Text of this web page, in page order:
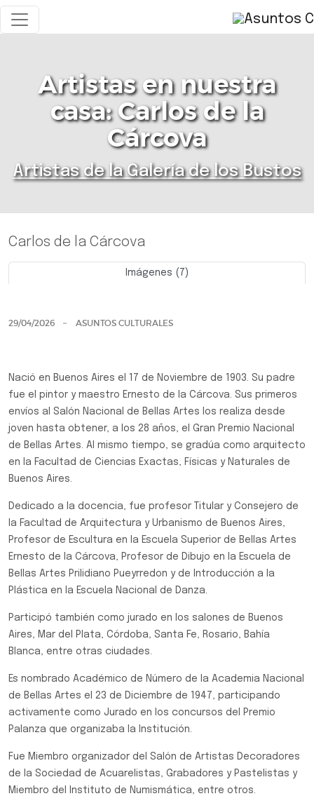
Artistas en nuestra
casa: Carlos de la
Cárcova
Artistas de la Galería de los Bustos
Carlos de la Cárcova
Imágenes (7)
29/04/2026 ASUNTOS CULTURALES
Nació en Buenos Aires el 17 de Noviembre de 1903. Su padre
fue el pintor y maestro Ernesto de la Cárcova. Sus primeros
envíos al Salón Nacional de Bellas Artes los realiza desde
joven hasta obtener, a los 28 años, el Gran Premio Nacional
de Bellas Artes. Al mismo tiempo, se gradúa como arquitecto
en la Facultad de Ciencias Exactas, Físicas y Naturales de
Buenos Aires.
Dedicado a la docencia, fue profesor Titular y Consejero de
la Facultad de Arquitectura y Urbanismo de Buenos Aires,
Profesor de Escultura en la Escuela Superior de Bellas Artes
Ernesto de la Cárcova, Profesor de Dibujo en la Escuela de
Bellas Artes Prilidiano Pueyrredon y de Introducción a la
Plástica en la Escuela Nacional de Danza.
Participó también como jurado en los salones de Buenos
Aires, Mar del Plata, Córdoba, Santa Fe, Rosario, Bahía
Blanca, entre otras ciudades.
Es nombrado Académico de Número de la Academia Nacional
de Bellas Artes el 23 de Diciembre de 1947, participando
activamente como Jurado en los concursos del Premio
Palanza que organizaba la Institución.
Fue Miembro organizador del Salón de Artistas Decoradores
de la Sociedad de Acuarelistas, Grabadores y Pastelistas y
Miembro del Instituto de Numismática, entre otros.